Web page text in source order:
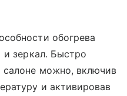
обогрева
и зеркал. Быстро
салоне можно, включив
и активировав